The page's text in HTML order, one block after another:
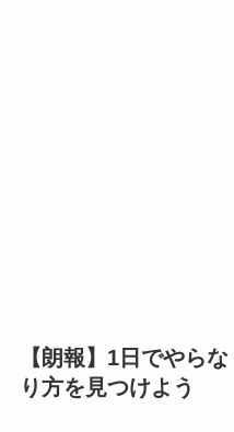
【朗報】1日でやら
り方を見つけよう